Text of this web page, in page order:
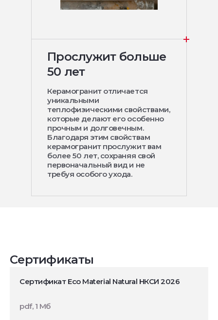
Прослужит больше
50 лет
Керамогранит отличается
уникальными
теплофизическими свойствами,
которые делают его особенно
прочным и долговечным.
Благодаря этим свойствам
керамогранит прослужит вам
более 50 лет, сохраняя свой
первоначальный вид и не
требуя особого ухода.
Сертификаты
Сертификат Eco Material Natural НКСИ 2026
pdf, 1 Мб